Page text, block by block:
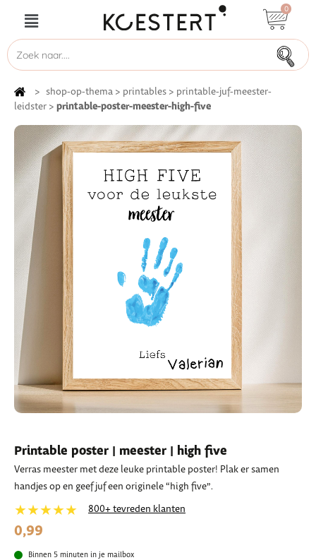
0
> shop-op-thema > printables > printable-juf-meester-
leidster > printable-poster-meester-high-five
Printable poster | meester | high five
Verras meester met deze leuke printable poster! Plak er samen
handjes op en geef juf een originele “high five”.
★★★★★ 800+ tevreden klanten
0,99
Binnen 5 minuten in je mailbox